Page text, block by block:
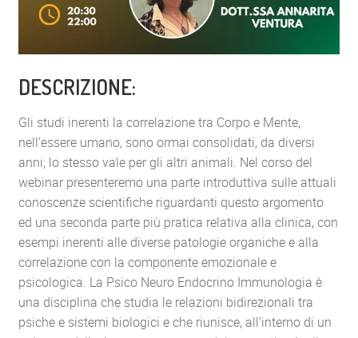
DESCRIZIONE:
Gli studi inerenti la correlazione tra Corpo e Mente,
nell’essere umano, sono ormai consolidati, da diversi
anni; lo stesso vale per gli altri animali. Nel corso del
webinar presenteremo una parte introduttiva sulle attuali
conoscenze scientifiche riguardanti questo argomento
ed una seconda parte più pratica relativa alla clinica, con
esempi inerenti alle diverse patologie organiche e alla
correlazione con la componente emozionale e
psicologica. La Psico Neuro Endocrino Immunologia è
una disciplina che studia le relazioni bidirezionali tra
psiche e sistemi biologici e che riunisce, all’interno di un